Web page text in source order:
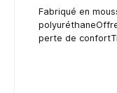
Fabriqué en
perte de